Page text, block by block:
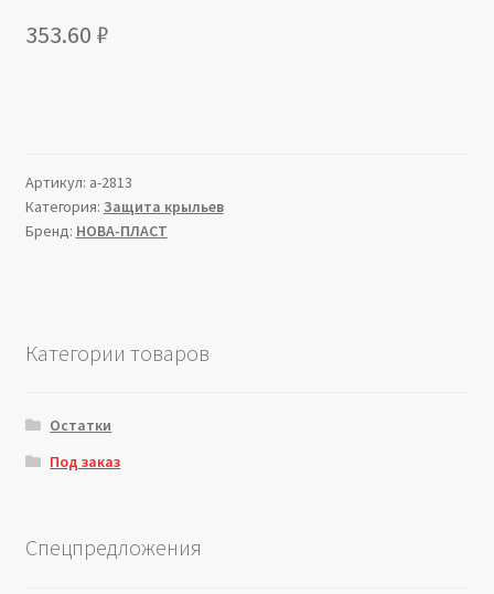
353.60 ₽
Артикул: a-2813
Категория: Защита крыльев
Бренд: НОВА-ПЛАСТ
Категории товаров
Остатки
Под заказ
Спецпредложения